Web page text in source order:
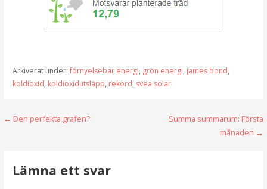
Arkiverat under:förnyelsebar energi, grön energi, james bond,
koldioxid, koldioxidutsläpp, rekord, svea solar
Inläggsnavigering
← Den perfekta grafen?
Summa summarum: Första
månaden →
Lämna ett svar